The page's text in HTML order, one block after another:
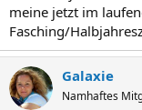
meine jetzt im
Fasching/
Galaxie
Namhaftes